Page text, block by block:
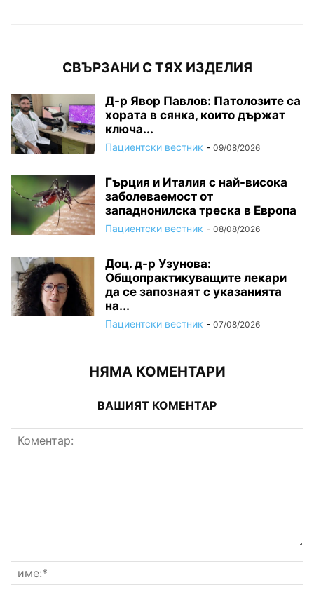
СВЪРЗАНИ С ТЯХ ИЗДЕЛИЯ
Д-р Явор Павлов: Патолозите са
хората в сянка, които държат
ключа...
Пациентски вестник - 09/08/2026
Гърция и Италия с най-висока
заболеваемост от
западнонилска треска в Европа
Пациентски вестник - 08/08/2026
Доц. д-р Узунова:
Общопрактикуващите лекари
да се запознаят с указанията
на...
Пациентски вестник - 07/08/2026
НЯМА КОМЕНТАРИ
ВАШИЯТ КОМЕНТАР